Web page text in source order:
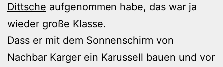
Dittsche aufgenommen habe, das war ja
wieder große Klasse.
Dass er mit dem Sonnenschirm von
Nachbar Karger ein Karussell bauen und vor